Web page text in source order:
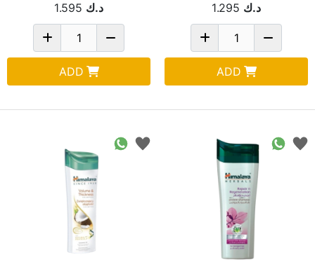
د.ك 1.295
ADD
د.ك 1.595
ADD